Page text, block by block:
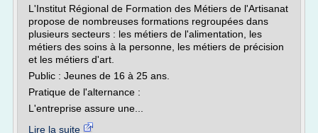
L'Institut Régional de Formation des Métiers de l'Artisanat
propose de nombreuses formations regroupées dans
plusieurs secteurs : les métiers de l'alimentation, les
métiers des soins à la personne, les métiers de précision
et les métiers d'art.
Public : Jeunes de 16 à 25 ans.
Pratique de l'alternance :
L'entreprise assure une...
Lire la suite